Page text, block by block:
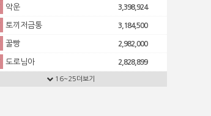
악운 3,398,924
토끼저금통 3,184,500
꿀빵 2,982,000
도로님아 2,828,899
16~25더보기